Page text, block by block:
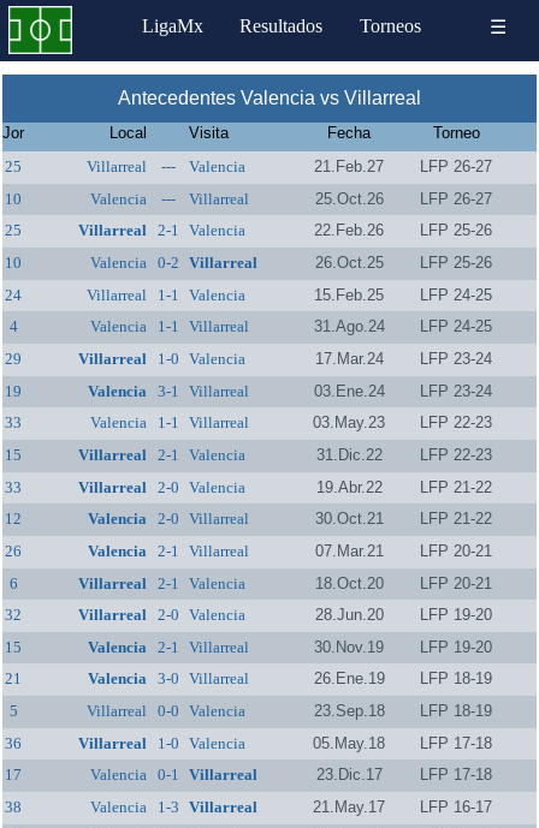
LigaMx Resultados Torneos ☰
Antecedentes Valencia vs Villarreal
Jor Local Visita Fecha
Torneo
25
Villarreal --- Valencia 21.Feb.27
LFP 26-27
10
Valencia --- Villarreal 25.Oct.26
LFP 26-27
25
Villarreal 2-1 Valencia 22.Feb.26
LFP 25-26
10
Valencia 0-2 Villarreal 26.Oct.25
LFP 25-26
24
Villarreal 1-1 Valencia 15.Feb.25
LFP 24-25
4
Valencia 1-1 Villarreal 31.Ago.24
LFP 24-25
29
Villarreal 1-0 Valencia 17.Mar.24
LFP 23-24
19
Valencia 3-1 Villarreal 03.Ene.24
LFP 23-24
33
Valencia 1-1 Villarreal 03.May.23
LFP 22-23
15
Villarreal 2-1 Valencia 31.Dic.22
LFP 22-23
33
Villarreal 2-0 Valencia 19.Abr.22
LFP 21-22
12
Valencia 2-0 Villarreal 30.Oct.21
LFP 21-22
26
Valencia 2-1 Villarreal 07.Mar.21
LFP 20-21
6
Villarreal 2-1 Valencia 18.Oct.20
LFP 20-21
32
Villarreal 2-0 Valencia 28.Jun.20
LFP 19-20
15
Valencia 2-1 Villarreal 30.Nov.19
LFP 19-20
21
Valencia 3-0 Villarreal 26.Ene.19
LFP 18-19
5
Villarreal 0-0 Valencia 23.Sep.18
LFP 18-19
36
Villarreal 1-0 Valencia 05.May.18
LFP 17-18
17
Valencia 0-1 Villarreal 23.Dic.17
LFP 17-18
38
Valencia 1-3 Villarreal 21.May.17
LFP 16-17